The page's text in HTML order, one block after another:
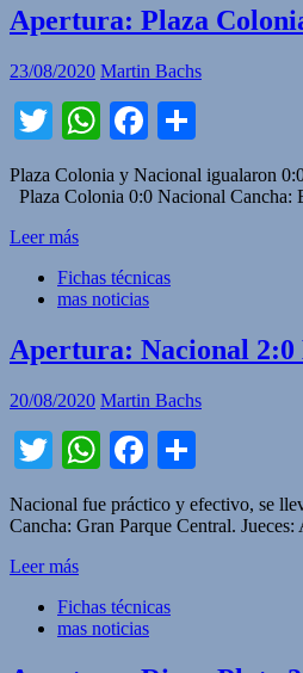
Apertura: Plaza
23/08/2020 Martin Bachs
TwitterWhatsApp
Facebook
Plaza Colonia y Nacional igualaron
Plaza Colonia 0:0 Nacional Cancha:
Leer más
Fichas técnicas
mas noticias
Apertura: Nacional
20/08/2020 Martin Bachs
TwitterWhatsApp
Facebook
Nacional fue práctico y efectivo, se
Cancha: Gran Parque Central.
Leer más
Fichas técnicas
mas noticias